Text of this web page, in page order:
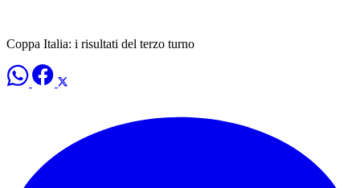
Coppa Italia: i risultati del terzo turno